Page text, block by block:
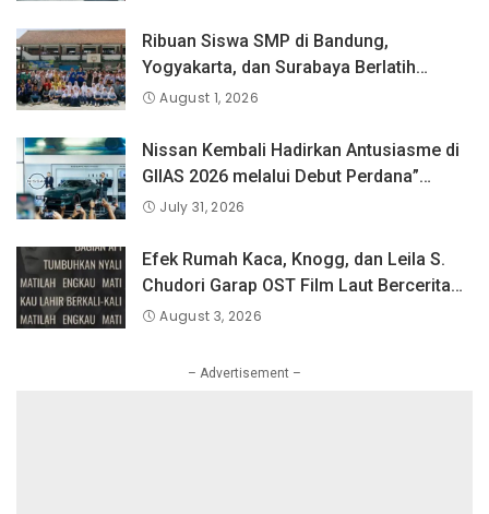
Ribuan Siswa SMP di Bandung,
Yogyakarta, dan Surabaya Berlatih
Langsung Bersama Atlet Voli Nasional di
Nation 2026.
August 1, 2026
Nissan Kembali Hadirkan Antusiasme di
GIIAS 2026 melalui Debut Perdana”
Fairlady Z di Indonesia”
July 31, 2026
Efek Rumah Kaca, Knogg, dan Leila S.
Chudori Garap OST Film Laut Bercerita
Berjudul Matilah Kau Mati
August 3, 2026
– Advertisement –